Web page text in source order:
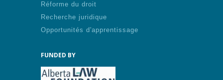
Réforme du droit
Recherche juridique
Opportunités d'apprentissage
FUNDED BY